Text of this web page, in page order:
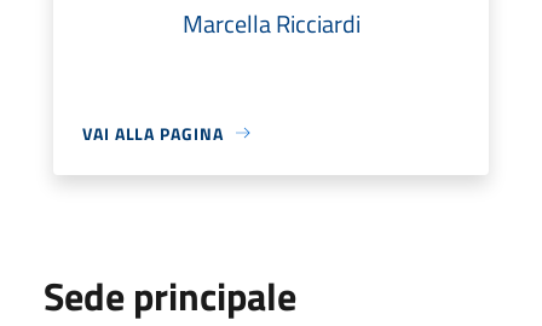
Marcella Ricciardi
VAI ALLA PAGINA
Sede principale